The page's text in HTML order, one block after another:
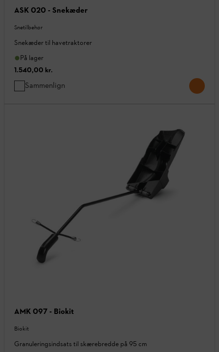
ASK 020 - Snekæder
Snetilbehør
Snekæder til havetraktorer
På lager
1.540,00 kr.
Sammenlign
AMK 097 - Biokit
Biokit
Granuleringsindsats til skærebredde på 95 cm